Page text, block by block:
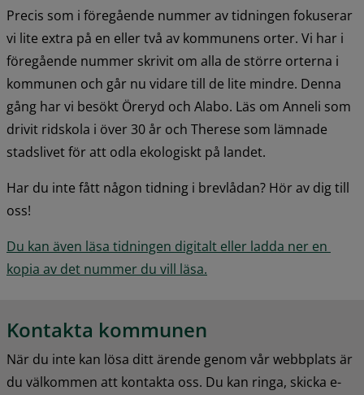
Precis som i föregående nummer av tidningen fokuserar
vi lite extra på en eller två av kommunens orter. Vi har i
föregående nummer skrivit om alla de större orterna i
kommunen och går nu vidare till de lite mindre. Denna
gång har vi besökt Öreryd och Alabo. Läs om Anneli som
drivit ridskola i över 30 år och Therese som lämnade
stadslivet för att odla ekologiskt på landet.
Har du inte fått någon tidning i brevlådan? Hör av dig till
oss!
Du kan även läsa tidningen digitalt eller ladda ner en
kopia av det nummer du vill läsa.
Kontakta kommunen
När du inte kan lösa ditt ärende genom vår webbplats är
du välkommen att kontakta oss. Du kan ringa, skicka e-